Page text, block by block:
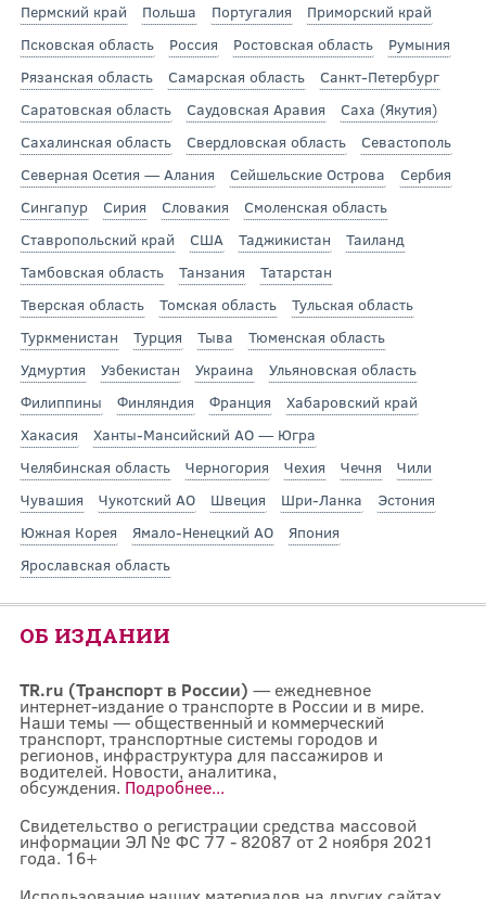
Пермский край
Польша Португалия
Приморский край
Псковская область
Россия Ростовская область
Румыния
Рязанская область
Самарская область
Санкт-Петербург
Саратовская область
Саудовская Аравия
Саха (Якутия)
Сахалинская область
Свердловская область
Севастополь
Северная Осетия — Алания
Сейшельские Острова
Сербия
Сингапур
Сирия Словакия
Смоленская область
Ставропольский край
США Таджикистан
Таиланд
Тамбовская область
Танзания
Татарстан
Тверская область
Томская область
Тульская область
Туркменистан
Турция Тыва
Тюменская область
Удмуртия
Узбекистан Украина
Ульяновская область
Филиппины
Финляндия Франция
Хабаровский край
Хакасия
Ханты-Мансийский АО — Югра
Челябинская область
Черногория Чехия Чечня
Чили
Чувашия
Чукотский АО Швеция Шри-Ланка
Эстония
Южная Корея
Ямало-Ненецкий АО
Япония
Ярославская область
ОБ ИЗДАНИИ
TR.ru (Транспорт в России) — ежедневное
интернет-издание о транспорте в России и в мире.
Наши темы — общественный и коммерческий
транспорт, транспортные системы городов и
регионов, инфраструктура для пассажиров и
водителей. Новости, аналитика,
обсуждения. Подробнее...
Свидетельство о регистрации средства массовой
информации ЭЛ № ФС 77 - 82087 от 2 ноября 2021
года. 16+